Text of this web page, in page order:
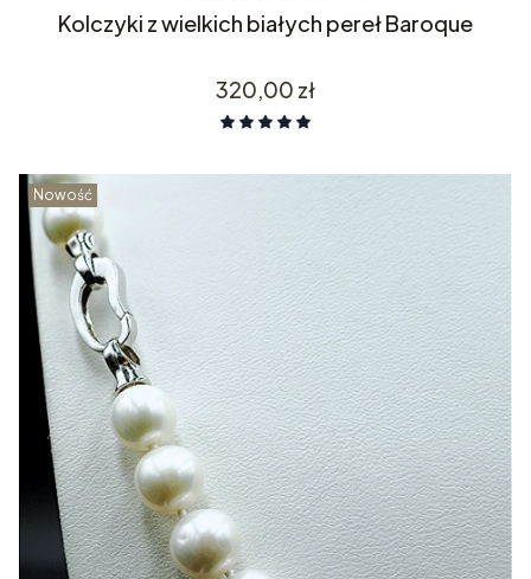
Kolczyki z wielkich białych pereł Baroque
Cena
320,00 zł
Nowość